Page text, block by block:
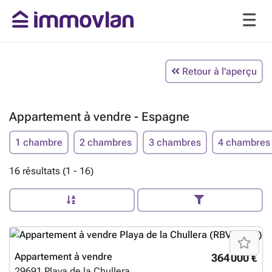
Retour à l'aperçu
Appartement à vendre - Espagne
1 chambre 2 chambres 3 chambres 4 chambres
16 résultats (1 - 16)
364 000 €
Appartement à vendre